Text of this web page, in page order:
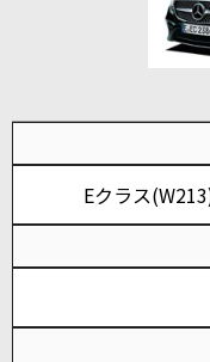
Eクラス